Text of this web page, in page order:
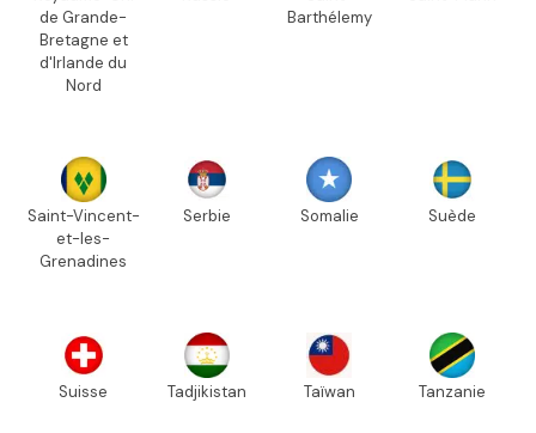
de Grande-
Bretagne et
d'Irlande du
Nord
Barthélemy
Saint-Vincent-
et-les-
Grenadines
Serbie Somalie Suède
Suisse Tadjikistan Taïwan Tanzanie